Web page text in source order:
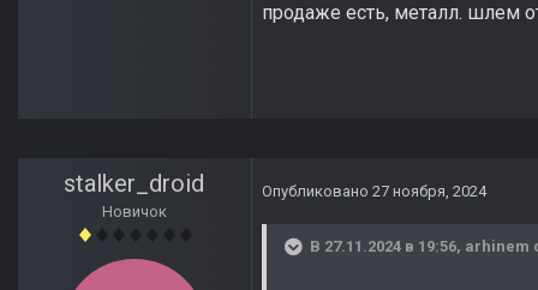
продаже есть, металл. шлем
stalker_droid
Новичок
Опубликовано 27 ноября, 2024
В 27.11.2024 в 19:56, arhinem